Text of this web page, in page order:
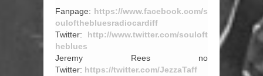
Fanpage: https://www.facebook.com/s
oulofthebluesradiocardiff
Twitter: http://www.twitter.com/souloft
heblues
Jeremy Rees no
Twitter: https://twitter.com/JezzaTaff